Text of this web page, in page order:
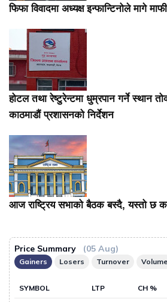
फिफा विवादमा अध्यक्ष इन्फान्टिनोले मागे माफी
होटल तथा रेष्टुरेन्टमा धुम्रपान गर्ने स्थान
काठमाडौं प्रशासनको निर्देशन
आज राष्ट्रिय सभाको बैठक बस्दै, यस्तो छ